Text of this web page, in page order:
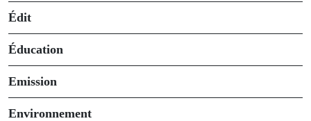
Édit
Éducation
Emission
Environnement